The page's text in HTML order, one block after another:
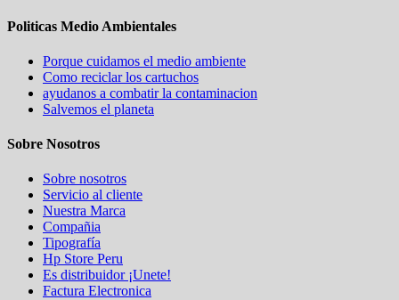
Politicas Medio Ambientales
Porque cuidamos el medio ambiente
Como reciclar los cartuchos
ayudanos a combatir la contaminacion
Salvemos el planeta
Sobre Nosotros
Sobre nosotros
Servicio al cliente
Nuestra Marca
Compañia
Tipografía
Hp Store Peru
Es distribuidor ¡Unete!
Factura Electronica